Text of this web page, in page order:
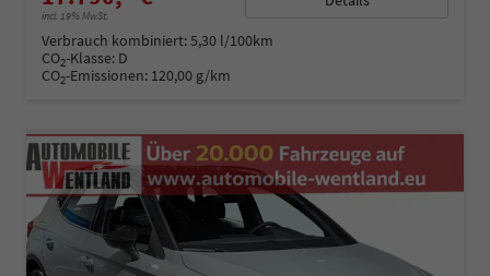
incl. 19% MwSt.
Verbrauch kombiniert:5,30 l/100km
CO2-Klasse: D
CO2-Emissionen: 120,00 g/km